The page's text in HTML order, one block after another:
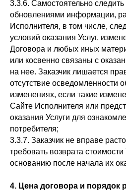
3.3.6. Самостоятельно
обновлениями информации,
Исполнителя, в том числе,
условий оказания Услуг,
Договора и любых иных
или косвенно связаны с
на нее. Заказчик лишается
отсутствие осведомленности
изменениях, если такие
Сайте Исполнителя или
оказания Услуги для
потребителя;
3.3.7. Заказчик не вправе
требовать возврата
основанию после начала их
4. Цена договора и порядок